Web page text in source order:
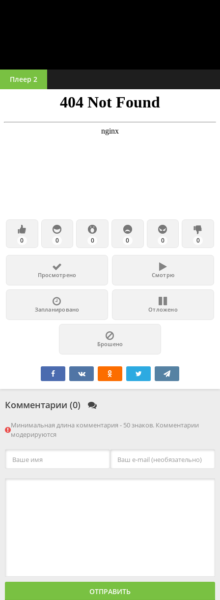
Плеер 2
0 0 0 0 0 0
Просмотрено Смотрю
Запланировано Отложено
Брошено
Комментарии (0)
Минимальная длина комментария - 50 знаков. Комментарии
модерируются
ОТПРАВИТЬ